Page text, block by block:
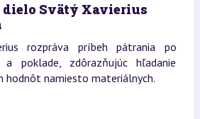
dielo Svätý Xavierius
rozpráva príbeh pátrania po
poklade, zdôrazňujúc hľadanie
hodnôt namiesto materiálnych.